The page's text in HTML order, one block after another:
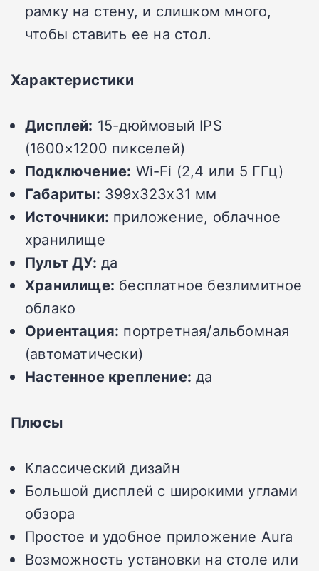
рамку на стену, и слишком много,
чтобы ставить ее на стол.
Характеристики
Дисплей: 15-дюймовый IPS
(1600×1200 пикселей)
Подключение: Wi-Fi (2,4 или 5 ГГц)
Габариты: 399x323x31 мм
Источники: приложение, облачное
хранилище
Пульт ДУ: да
Хранилище: бесплатное безлимитное
облако
Ориентация: портретная/альбомная
(автоматически)
Настенное крепление: да
Плюсы
Классический дизайн
Большой дисплей с широкими углами
обзора
Простое и удобное приложение Aura
Возможность установки на столе или